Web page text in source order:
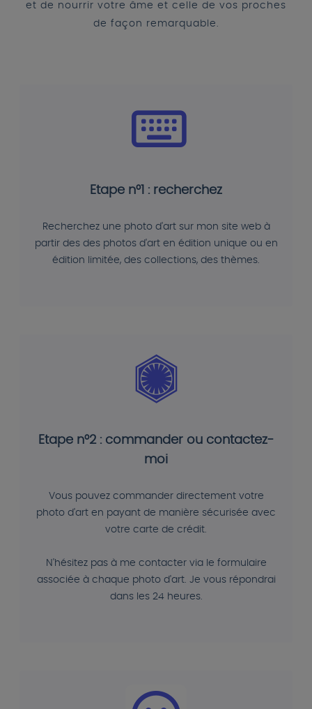
et de nourrir votre âme et celle de vos proches
de façon remarquable.
Etape n°1 : recherchez
Recherchez une photo d'art sur mon site web à
partir des des photos d'art en édition unique ou en
édition limitée, des collections, des thèmes.
Etape n°2 : commander ou contactez-
moi
Vous pouvez commander directement votre
photo d'art en payant de manière sécurisée avec
votre carte de crédit.
N'hésitez pas à me contacter via le formulaire
associée à chaque photo d'art. Je vous répondrai
dans les 24 heures.